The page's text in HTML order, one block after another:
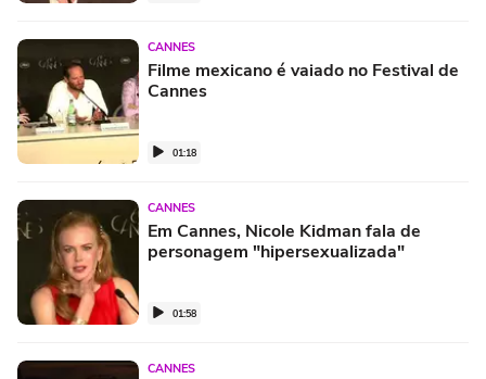
CANNES
Filme mexicano é vaiado no Festival de
Cannes
01:18
CANNES
Em Cannes, Nicole Kidman fala de
personagem "hipersexualizada"
01:58
CANNES